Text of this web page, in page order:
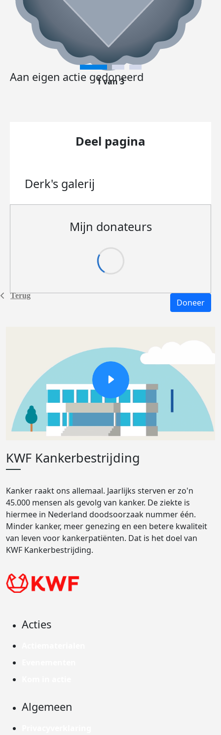
Terug
Aan eigen actie gedoneerd
1 van 3
Deel pagina
Derk's galerij
Mijn donateurs
Doneer
KWF Kankerbestrijding
Kanker raakt ons allemaal. Jaarlijks sterven er zo'n
45.000 mensen als gevolg van kanker. De ziekte is
hiermee in Nederland doodsoorzaak nummer één.
Minder kanker, meer genezing en een betere kwaliteit
van leven voor kankerpatiënten. Dat is het doel van
KWF Kankerbestrijding.
Acties
Algemeen